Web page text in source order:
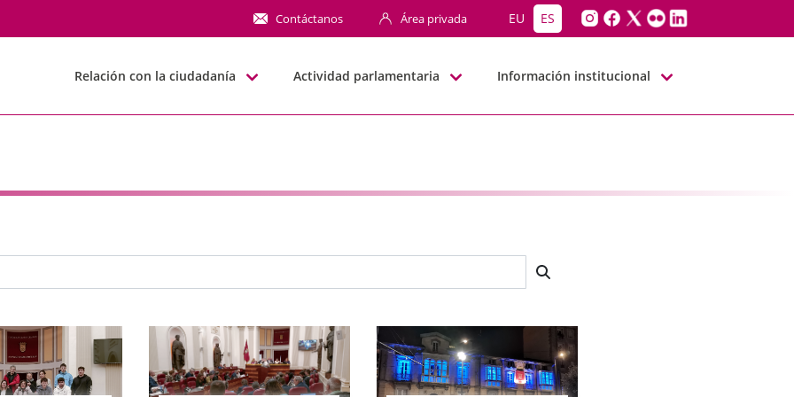
Contáctanos Área privada EU ES
Relación con la ciudadanía Actividad parlamentaria Información institucional
búsqueda